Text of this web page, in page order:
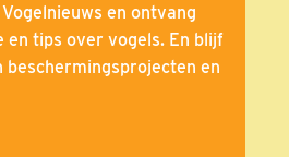
en ontvang
en tips over vogels. En blijf
beschermingsprojecten en